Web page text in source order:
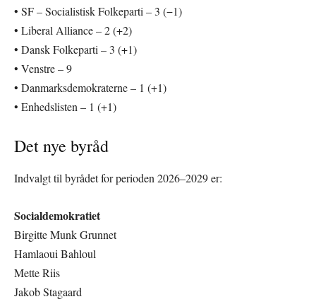
• SF – Socialistisk Folkeparti – 3 (−1)
• Liberal Alliance – 2 (+2)
• Dansk Folkeparti – 3 (+1)
• Venstre – 9
• Danmarksdemokraterne – 1 (+1)
• Enhedslisten – 1 (+1)
Det nye byråd
Indvalgt til byrådet for perioden 2026–2029 er:
Socialdemokratiet
Birgitte Munk Grunnet
Hamlaoui Bahloul
Mette Riis
Jakob Stagaard